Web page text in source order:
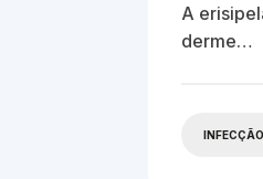
A
derme…
INFECÇÃO